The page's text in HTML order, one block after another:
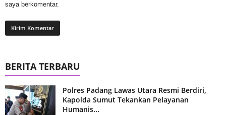
saya berkomentar.
BERITA TERBARU
Polres Padang Lawas Utara Resmi Berdiri,
Kapolda Sumut Tekankan Pelayanan
Humanis...